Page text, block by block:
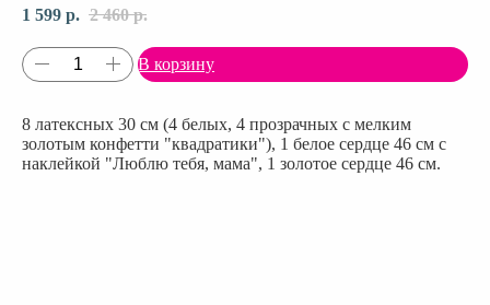
1 599 р. 2 460 р.
В корзину
8 латексных 30 см (4 белых, 4 прозрачных с мелким
золотым конфетти "квадратики"), 1 белое сердце 46 см с
наклейкой "Люблю тебя, мама", 1 золотое сердце 46 см.